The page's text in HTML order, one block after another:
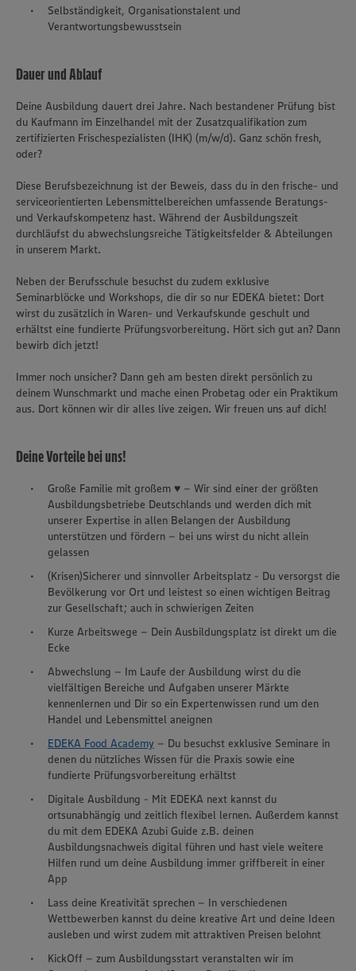
Wir setzen Cookies und andere Technologien ein, um Ihnen
ein bestmögliches Nutzungserlebnis unserer Website zu
ermöglichen. Wir verwenden Ihre Daten, um unsere
Website zu personalisieren und Ihnen möglichst relevante
Inhalte anzubieten. Ihre Einwilligung in die Nutzung von
Selbständigkeit, Organisationstalent und
Verantwortungsbewusstsein
Dauer und Ablauf
Deine Ausbildung dauert drei Jahre. Nach bestandener Prüfung bist
du Kaufmann im Einzelhandel mit der Zusatzqualifikation zum
zertifizierten Frischespezialisten (IHK) (m/w/d). Ganz schön fresh,
oder?
Diese Berufsbezeichnung ist der Beweis, dass du in den frische- und
serviceorientierten Lebensmittelbereichen umfassende Beratungs-
und Verkaufskompetenz hast. Während der Ausbildungszeit
durchläufst du abwechslungsreiche Tätigkeitsfelder & Abteilungen
in unserem Markt.
Neben der Berufsschule besuchst du zudem exklusive
Seminarblöcke und Workshops, die dir so nur EDEKA bietet: Dort
wirst du zusätzlich in Waren- und Verkaufskunde geschult und
erhältst eine fundierte Prüfungsvorbereitung. Hört sich gut an? Dann
bewirb dich jetzt!
Immer noch unsicher? Dann geh am besten direkt persönlich zu
deinem Wunschmarkt und mache einen Probetag oder ein Praktikum
aus. Dort können wir dir alles live zeigen. Wir freuen uns auf dich!
Deine Vorteile bei uns!
Große Familie mit großem ♥ – Wir sind einer der größten
Ausbildungsbetriebe Deutschlands und werden dich mit
unserer Expertise in allen Belangen der Ausbildung
unterstützen und fördern – bei uns wirst du nicht allein
gelassen
(Krisen)Sicherer und sinnvoller Arbeitsplatz - Du versorgst die
Bevölkerung vor Ort und leistest so einen wichtigen Beitrag
zur Gesellschaft; auch in schwierigen Zeiten
Kurze Arbeitswege – Dein Ausbildungsplatz ist direkt um die
Ecke
Abwechslung – Im Laufe der Ausbildung wirst du die
vielfältigen Bereiche und Aufgaben unserer Märkte
kennenlernen und Dir so ein Expertenwissen rund um den
Handel und Lebensmittel aneignen
EDEKA Food Academy – Du besuchst exklusive Seminare in
denen du nützliches Wissen für die Praxis sowie eine
fundierte Prüfungsvorbereitung erhältst
Digitale Ausbildung - Mit EDEKA next kannst du
ortsunabhängig und zeitlich flexibel lernen. Außerdem kannst
du mit dem EDEKA Azubi Guide z.B. deinen
Ausbildungsnachweis digital führen und hast viele weitere
Hilfen rund um deine Ausbildung immer griffbereit in einer
App
Lass deine Kreativität sprechen – In verschiedenen
Wettbewerben kannst du deine kreative Art und deine Ideen
ausleben und wirst zudem mit attraktiven Preisen belohnt
KickOff – zum Ausbildungsstart veranstalten wir im